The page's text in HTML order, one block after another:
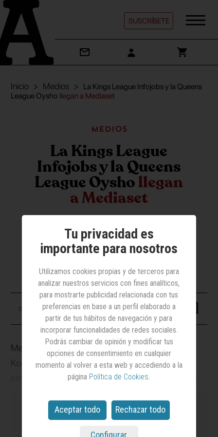
SUSCRÍBETE
Inicio Medios
La Kings League Infojobs y la Queens
League Oysho llegan a Mediaset
Medios
La Kings League
Infojobs y la Queens
League Oyshollegan
a Mediaset
Kosmos, propietaria de estas
competiciones, se presenta como una
colaboración a largo plazo
04 mayo 2023
Mediaset España ha cerrado un acuerdo con
Kosmos para la adquisición de los derechos de
emisión en abierto de la segunda temporada de la
Queens League Oysho. Esta alianza para la
emisión de ambas competiciones futbolísticas
Tu privacidad es
importante para nosotros
Utilizamos cookies propias y de terceros para
analizar nuestros servicios con fines analíticos,
para mostrarte publicidad relacionada con tus
preferencias en base a un perfil elaborado a
partir de tus hábitos de navegación y para
incorporar funcionalidades de redes sociales.
Podrás cambiar de opinión y modificar tus
opciones de consentimiento en cualquier
momento al volver a esta web y accediendo a la
página Política de Cookies.
Aceptar todo Rechazar todo
Configurar